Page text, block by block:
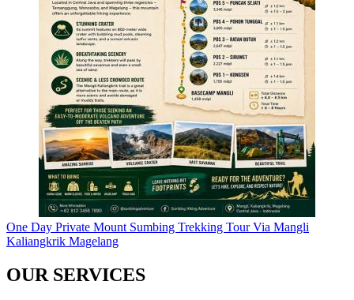
One Day Private Mount Sumbing Trekking Tour Via Mangli
Kaliangkrik Magelang
OUR SERVICES